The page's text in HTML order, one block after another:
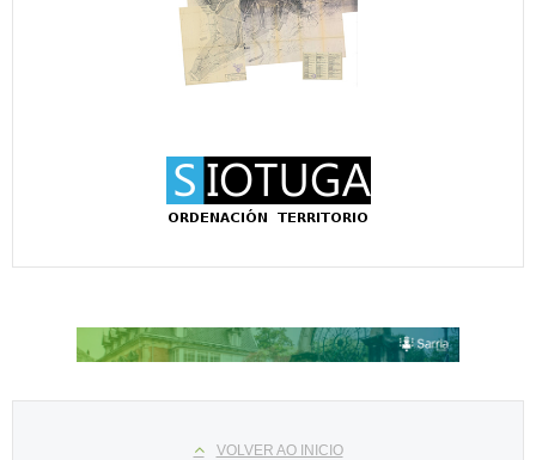
VOLVER AO INICIO